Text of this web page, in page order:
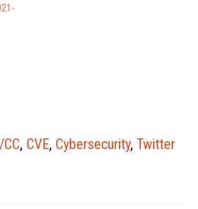
CC, CVE, Cybersecurity,Twitter